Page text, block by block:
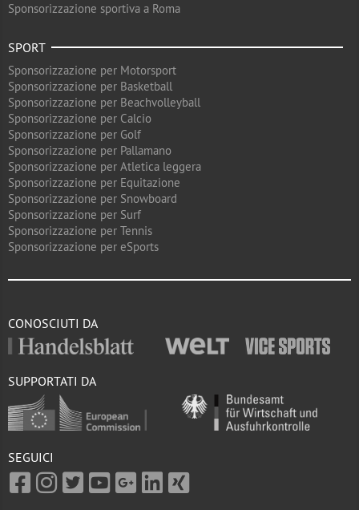
Sponsorizzazione sportiva a Roma
SPORT
Sponsorizzazione per Motorsport
Sponsorizzazione per Basketball
Sponsorizzazione per Beachvolleyball
Sponsorizzazione per Calcio
Sponsorizzazione per Golf
Sponsorizzazione per Pallamano
Sponsorizzazione per Atletica leggera
Sponsorizzazione per Equitazione
Sponsorizzazione per Snowboard
Sponsorizzazione per Surf
Sponsorizzazione per Tennis
Sponsorizzazione per eSports
CONOSCIUTI DA
SUPPORTATI DA
SEGUICI